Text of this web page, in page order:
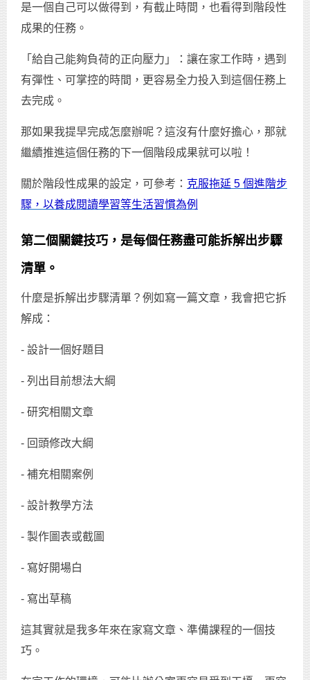
是一個自己可以做得到，有截止時間，也看得到階段性
成果的任務。
「給自己能夠負荷的正向壓力」：讓在家工作時，遇到
有彈性、可掌控的時間，更容易全力投入到這個任務上
去完成。
那如果我提早完成怎麼辦呢？這沒有什麼好擔心，那就
繼續推進這個任務的下一個階段成果就可以啦！
關於階段性成果的設定，可參考： 克服拖延 5 個進階步
驟，以養成閱讀學習等生活習慣為例
第二個關鍵技巧，是每個任務盡可能拆解出步驟
清單。
什麼是拆解出步驟清單？例如寫一篇文章，我會把它拆
解成：
- 設計一個好題目
- 列出目前想法大綱
- 研究相關文章
- 回頭修改大綱
- 補充相關案例
- 設計教學方法
- 製作圖表或截圖
- 寫好開場白
- 寫出草稿
這其實就是我多年來在家寫文章、準備課程的一個技
巧。